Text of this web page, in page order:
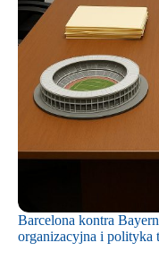
Barcelona kontra
organizacyjna i polityka